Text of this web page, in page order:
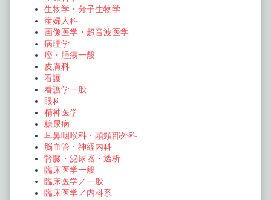
生物学・分子生物学
産婦人科
画像医学・超音波医学
病理学
癌・腫瘍一般
皮膚科
看護
看護学一般
眼科
精神医学
糖尿病
耳鼻咽喉科・頭頸部外科
脳血管・神経内科
腎臓・泌尿器・透析
臨床医学一般
臨床医学／一般
臨床医学／内科系